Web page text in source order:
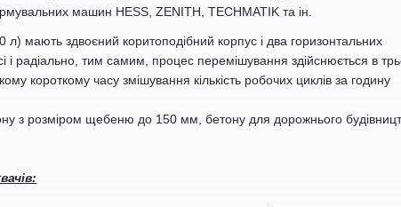
машин HESS, ZENITH, TECHMATIK та ін.
здвоєний коритоподібний корпус і два горизонтальних
і радіально, тим самим, процес перемішування здійснюється в
короткому часу змішування кількість робочих циклів за годину
з розміром щебеню до 150 мм, бетону для дорожнього